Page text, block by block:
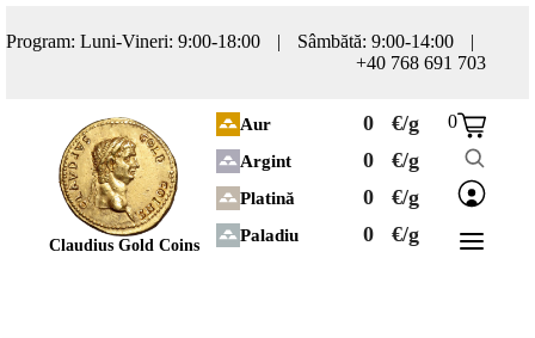
Program: Luni-Vineri: 9:00-18:00 | Sâmbătă: 9:00-14:00
|
+40 768 691 703
Claudius Gold Coins
Aur 0 €/g
Argint 0 €/g
Platină 0 €/g
Paladiu 0 €/g
0